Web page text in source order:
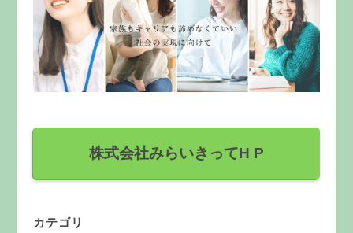
株式会社みらいきってH P
カテゴリ